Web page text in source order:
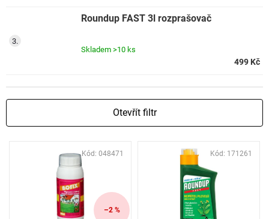
Roundup FAST 3l rozprašovač
Skladem >10 ks
499 Kč
Otevřít filtr
–2 %
Kód: 048471 Kód: 171261